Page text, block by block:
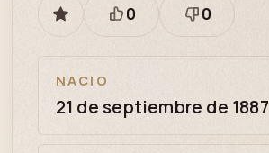
GUARDAR
Está
0
Necesita
0
NACIO
21 de septiembre de 1887